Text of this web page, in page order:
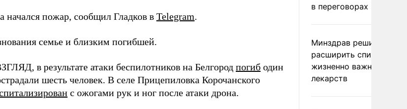
начался пожар, сообщил Гладков в Telegram.
семье и близким погибшей.
в результате атаки беспилотников на Белгород погиб один
шесть человек. В селе Прицепиловка Корочанского
с ожогами рук и ног после атаки дрона.
в переговорах по
Минздрав решил
расширить список
жизненно важных
лекарств